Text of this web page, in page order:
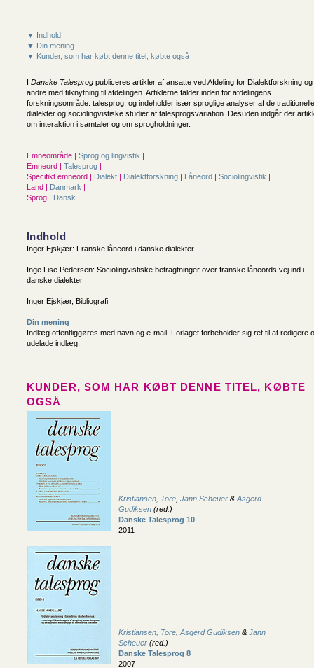
▼ Indhold
▼ Din mening
▼ Kunder, som har købt denne titel, købte også
I Danske Talesprog publiceres artikler af ansatte ved Afdeling for Dialektforskning og
andre med tilknytning til afdelingen. Artiklerne falder inden for afdelingens
forskningsområde: talesprog, og indeholder især sproglige analyser af de traditionelle
dialekter og sociolingvistiske studier af talesprogsvariation. Desuden indgår der
om interaktion i samtaler og om sprogholdninger.
Emneområde | Sprog og lingvistik |
Emneord | Talesprog |
Specifikt emneord | Dialekt | Dialektforskning | Låneord | Sociolingvistik |
Land | Danmark |
Sprog | Dansk |
Indhold
Inger Ejskjær: Franske låneord i danske dialekter
Inge Lise Pedersen: Sociolingvistiske betragtninger over franske låneords vej ind i
danske dialekter
Inger Ejskjær, Bibliografi
Din mening
Indlæg offentliggøres med navn og e-mail. Forlaget forbeholder sig ret til at redigere
udelade indlæg.
KUNDER, SOM HAR KØBT DENNE TITEL, KØBTE
OGSÅ
Kristiansen, Tore Jann Scheuer & Asgerd
Gudiksen (red.)
Danske Talesprog 10
2011
Kristiansen, Tore Asgerd Gudiksen & Jann
Scheuer (red.)
Danske Talesprog 8
2007